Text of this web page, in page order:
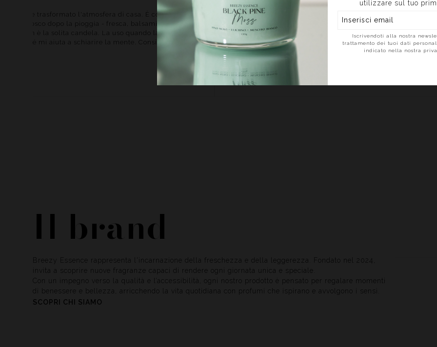
trasformato l'atmosfera di casa. È come aprire una
bosco dopo la pioggia - fresca, balsamica,
Non è la solita candela. La uso quando lavoro al
mi aiuta a schiarire la mente. Consigliatissima!
L'adoro..Questa candela è pura pace.ha un profumo fresco e dolce
di fico e un calore avvolgente di vaniglia e ambra. Non stanca mai,
è equilibratissima e crea un'atmosfera serena e accogliente in
qualsiasi momento. La mia nuova preferita per il relax serale.
Consigliatissima!
Il brand
Breezy Essence rappresenta l'incarnazione della freschezza e della leggerezza. Fondato nel 2024,
invita a scoprire nuove fragranze capaci di rendere ogni giornata unica e speciale.
Con un impegno verso la qualità e l’accessibilità, ogni nostro prodotto è pensato per regalare momenti
di benessere e bellezza, arricchendo la vita quotidiana con profumi che ispirano e avvolgono i sensi.
SCOPRI CHI SIAMO
utilizzare sul tuo
Iscrivendoti alla nostra
trattamento dei tuoi dati
indicato nella nostra